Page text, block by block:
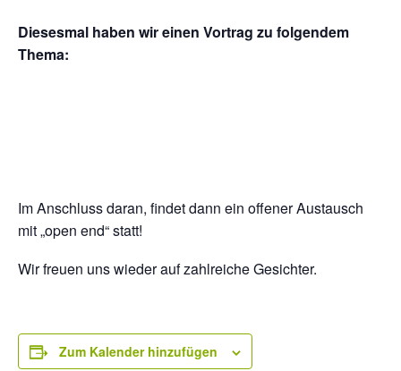
Diesesmal haben wir einen Vortrag zu folgendem
Thema:
Im Anschluss daran, findet dann ein offener Austausch
mit „open end“ statt!
Wir freuen uns wieder auf zahlreiche Gesichter.
Zum Kalender hinzufügen